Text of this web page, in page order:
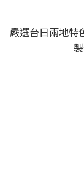
嚴選台日兩地特